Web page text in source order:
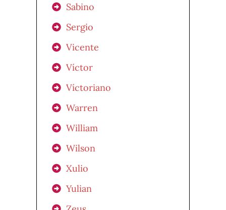
Sabino
Sergio
Vicente
Víctor
Víctoriano
Warren
William
Wilson
Xulio
Yulian